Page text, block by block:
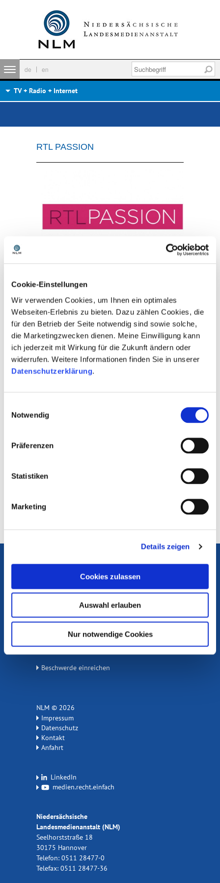
Cookie-Einstellungen
Wir verwenden Cookies, um Ihnen ein optimales
Webseiten-Erlebnis zu bieten. Dazu zählen Cookies, die
für den Betrieb der Seite notwendig sind sowie solche,
die Marketingzwecken dienen. Meine Einwilligung kann
ich jederzeit mit Wirkung für die Zukunft ändern oder
widerrufen. Weitere Informationen finden Sie in unserer
Datenschutzerklärung.
Notwendig
Präferenzen
Statistiken
Marketing
Details zeigen
Cookies zulassen
Auswahl erlauben
Nur notwendige Cookies
de en
TV + Radio + Internet
RTL PASSION
Name:
RTL Television GmbH
Anschrift:
Picassoplatz 1
50679 Köln
Tel.: +49(0) 221-45 66 0
Fax: +49(0) 221-45 66 99 99
E-Mail:
webmaster(at)rtlinteractive.de
www.rtl-passion.de
Gesellschafter:
terrestrisch, Kabel, Satellit, Internet (alles digital)
Flimmo
Rechtsgrundlagen
Materialien Medienkompetenz
Beschwerde einreichen
NLM © 2026
Impressum
Datenschutz
Kontakt
Anfahrt
LinkedIn
medien.recht.einfach
Niedersächsische
Landesmedienanstalt (NLM)
Seelhorststraße 18
30175 Hannover
Telefon: 0511 28477-0
Telefax: 0511 28477-36